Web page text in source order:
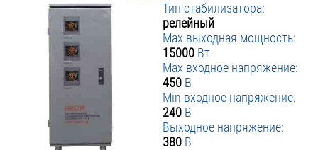
Тип стабилизатора:
релейный
Max выходная мощность:
15000 Вт
Max входное напряжение:
450 В
Min входное напряжение:
240 В
Выходное напряжение:
380 В